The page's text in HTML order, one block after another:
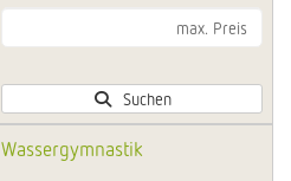
Suchen
Wassergymnastik